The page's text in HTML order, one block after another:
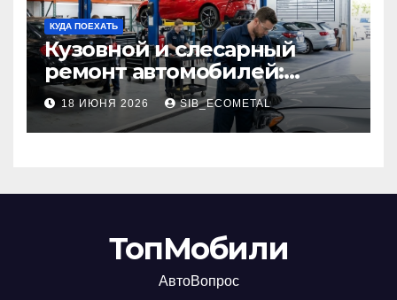
КУДА ПОЕХАТЬ
Кузовной и слесарный
ремонт автомобилей:
наличие оригинальных
запчастей производителя
и сроки выполнения работ
18 ИЮНЯ 2026 SIB_ECOMETAL
ТопМобили
АвтоВопрос